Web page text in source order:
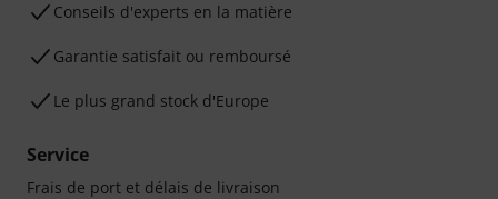
Conseils d'experts en la matière
Garantie satisfait ou remboursé
Le plus grand stock d'Europe
Service
Frais de port et délais de livraison